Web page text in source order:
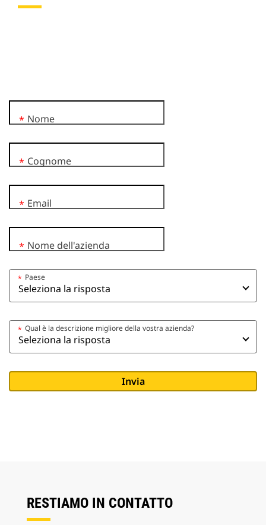
Nome
*
Cognome
*
Email
*
Nome dell'azienda
*
Paese
*
Qual è la descrizione migliore della vostra azienda?
*
RESTIAMO IN CONTATTO